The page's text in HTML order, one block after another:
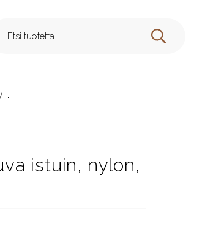
HAE
istuin, nylon,